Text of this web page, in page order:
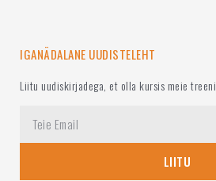
IGANÄDALANE UUDISTELEHT
Liitu uudiskirjadega, et olla kursis meie
LIITU